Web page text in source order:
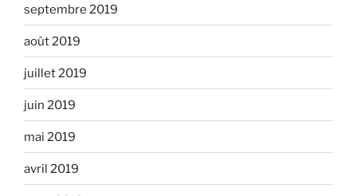
septembre 2019
août 2019
juillet 2019
juin 2019
mai 2019
avril 2019